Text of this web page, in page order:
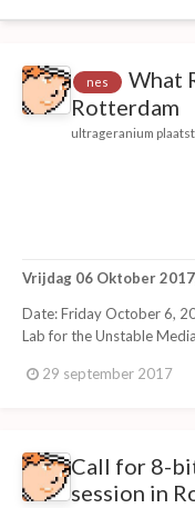
nes
What
Rotterdam
ultrageranium
Vrijdag 06 Oktober
Date: Friday October 6,
Lab for the Unstable
video game for the 1985
29 september 2017
Call for 8-
session in